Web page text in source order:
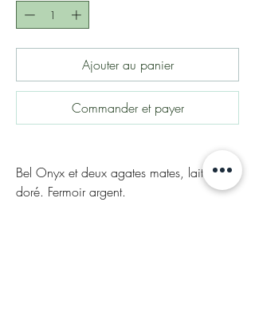
Ajouter au panier
Commander et payer
Bel Onyx et deux agates mates, laiton
doré. Fermoir argent.